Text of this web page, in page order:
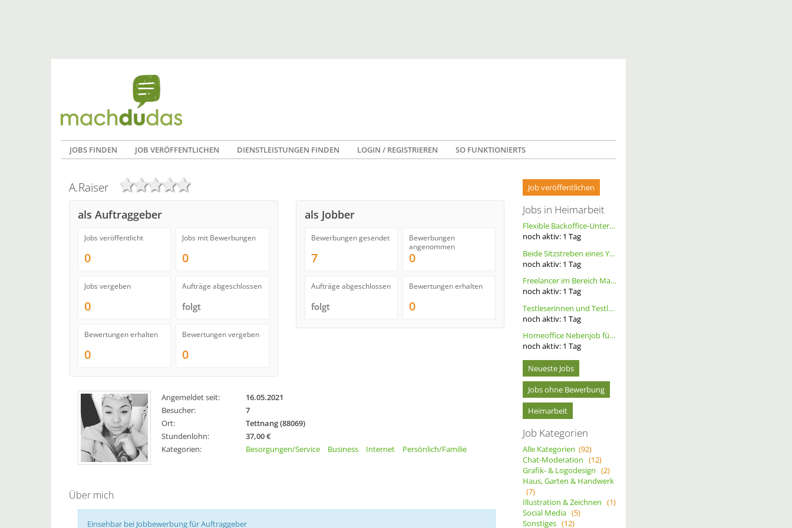
JOBS FINDEN JOB VERÖFFENTLICHEN DIENSTLEISTUNGEN FINDEN LOGIN / REGISTRIEREN SO FUNKTIONIERTS
A.Raiser
als Auftraggeber
Jobs veröffentlicht
0
Jobs mit Bewerbungen
0
Jobs vergeben
0
Aufträge abgeschlossen
folgt
Bewertungen erhalten
0
Bewertungen vergeben
0
als Jobber
Bewerbungen gesendet
7
Bewerbungen
angenommen
0
Aufträge abgeschlossen
folgt
Bewertungen erhalten
0
Angemeldet seit:
16.05.2021
Besucher:
7
Ort:
Tettnang (88069)
Stundenlohn:
37,00 €
Kategorien:
Besorgungen/Service Business Internet Persönlich/Familie
Über mich
Einsehbar bei Jobbewerbung für Auftraggeber
Job veröffentlichen
Jobs in Heimarbeit
Flexible Backoffice-Unterstützung im Homeoffice (m/w/d)
noch aktiv: 1 Tag
Beide Sitzstreben eines YT Capra cf pro race ersetzen, Größe S, Carbon, Schwarz
noch aktiv: 1 Tag
Freelancer im Bereich Marketing
noch aktiv: 1 Tag
Testleserinnen und Testleser für neues Buch gesucht
noch aktiv: 1 Tag
Homeoffice Nebenjob für Datenerfassung & Terminmanagement – 100 % Remote als Freelancer m/w/d
noch aktiv: 1 Tag
Neueste Jobs
Jobs ohne Bewerbung
Heimarbeit
Job Kategorien
Alle Kategorien (92)
Chat-Moderation (12)
Grafik- & Logodesign (2)
Haus, Garten & Handwerk
(7)
Illustration & Zeichnen (1)
Social Media (5)
Sonstiges (12)